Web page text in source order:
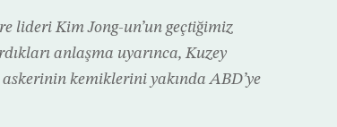
lideri Kim Jong-un’un geçtiğimiz
anlaşma uyarınca, Kuzey
askerinin kemiklerini yakında ABD’ye